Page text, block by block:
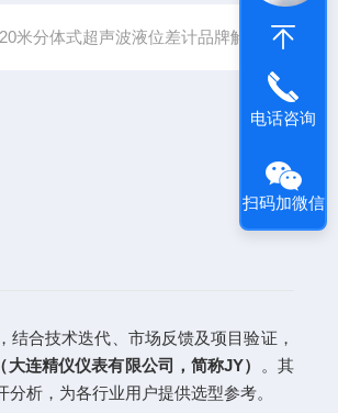
米分体式超声波液位差计品牌解析
合技术迭代、市场反馈及项目验证，
大连精仪仪表有限公司，简称JY）
。其
析，为各行业用户提供选型参考。
电话咨询
扫码加微信